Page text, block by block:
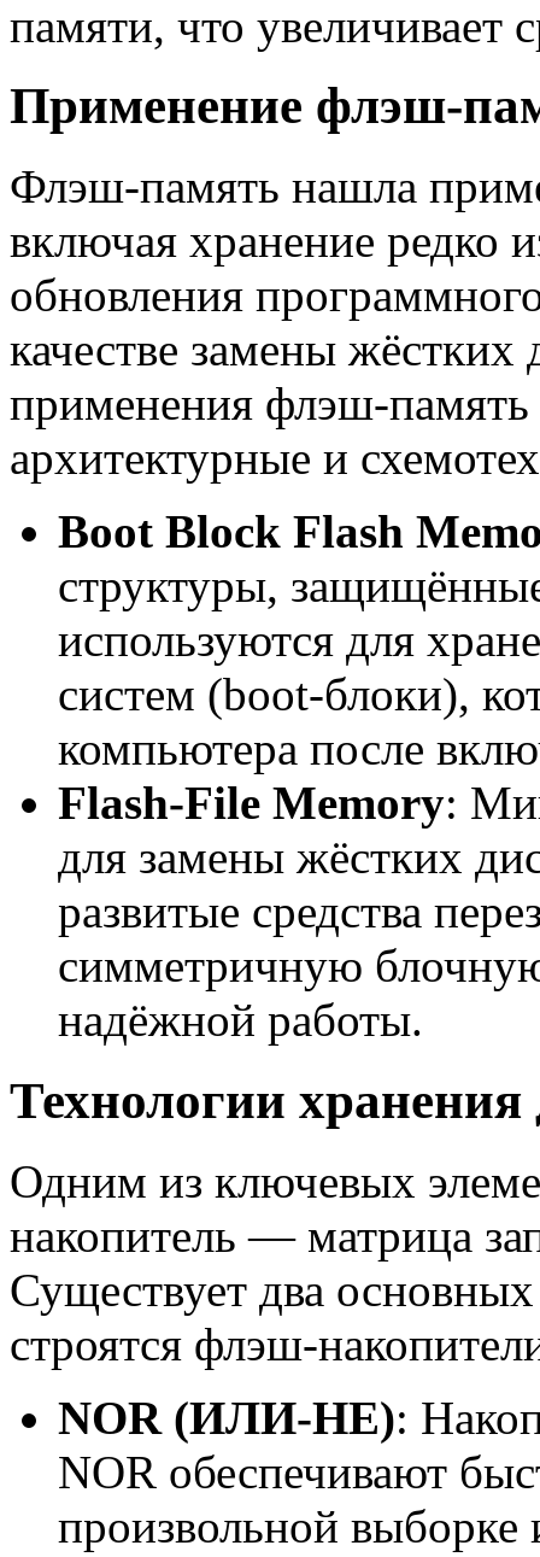
памяти, что увеличивает
Применение флэш-
Флэш-память нашла
включая хранение редко
обновления
качестве замены
применения флэш-
архитектурные и
Boot Block Flash
структуры,
используются для
систем (boot-блоки),
компьютера после
Flash-File Memory:
для замены жёстких
развитые средства
симметричную
надёжной работы.
Технологии
Одним из ключевых
накопитель — матрица
Существует два
строятся флэш-
NOR (ИЛИ-НЕ):
NOR обеспечивают
произвольной выборке